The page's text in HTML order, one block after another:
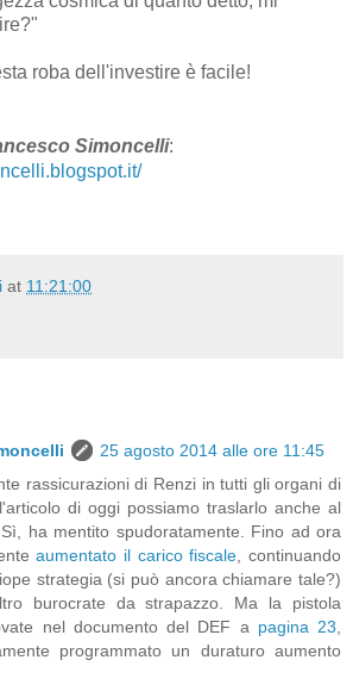
roba dell'investire è facile!
Simoncelli:
at 11:21:00
25 agosto 2014 alle ore 11:45
rassicurazioni di Renzi in tutti gli organi di
di oggi possiamo traslarlo anche al
ha mentito spudoratamente. Fino ad ora
aumentato il carico fiscale , continuando
strategia (si può ancora chiamare tale?)
burocrate da strapazzo. Ma la pistola
nel documento del DEF a pagina 23
programmato un duraturo aumento